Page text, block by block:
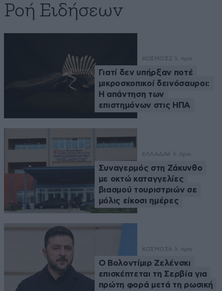
Ροή Ειδήσεων
ΚΟΣΜΟΣ2 λ. πριν
Γιατί δεν υπήρξαν ποτέ
μικροσκοπικοί δεινόσαυροι:
Η απάντηση των
επιστημόνων στις ΗΠΑ
ΕΛΛΑΔΑ6 λ. πριν
Συναγερμός στη Ζάκυνθο
με οκτώ καταγγελίες
βιασμού τουριστριών σε
μόλις είκοσι ημέρες
ΚΟΣΜΟΣ6 λ. πριν
Ο Βολοντίμιρ Ζελένσκι
επισκέπτεται τη Σερβία για
πρώτη φορά μετά τη ρωσική